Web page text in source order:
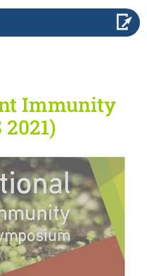
Immunity